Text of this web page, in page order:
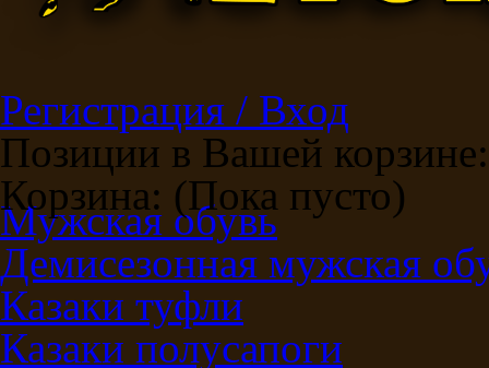
Регистрация / Вход
Позиции в Вашей корзине:
Корзина: (Пока пусто)
Мужская обувь
Демисезонная мужская
Казаки туфли
Казаки полусапоги